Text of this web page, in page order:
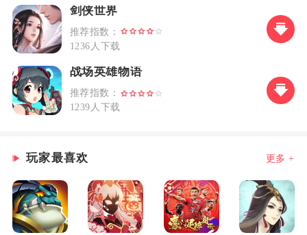
剑侠世界
推荐指数：
1236人下载
战场英雄物语
推荐指数：
1239人下载
玩家最喜欢 更多 +